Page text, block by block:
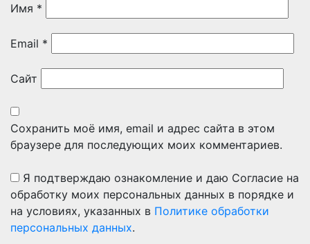
Имя *
Email *
Сайт
Сохранить моё имя, email и адрес сайта в этом
браузере для последующих моих комментариев.
Я подтверждаю ознакомление и даю Согласие на
обработку моих персональных данных в порядке и
на условиях, указанных в Политике обработки
персональных данных.